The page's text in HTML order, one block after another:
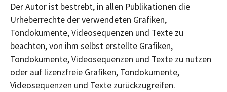
Der Autor ist bestrebt, in allen Publikationen die
Urheberrechte der verwendeten Grafiken,
Tondokumente, Videosequenzen und Texte zu
beachten, von ihm selbst erstellte Grafiken,
Tondokumente, Videosequenzen und Texte zu nutzen
oder auf lizenzfreie Grafiken, Tondokumente,
Videosequenzen und Texte zurückzugreifen.